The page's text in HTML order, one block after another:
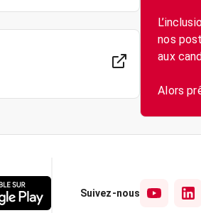
nos
aux
Alors
Suivez-nous